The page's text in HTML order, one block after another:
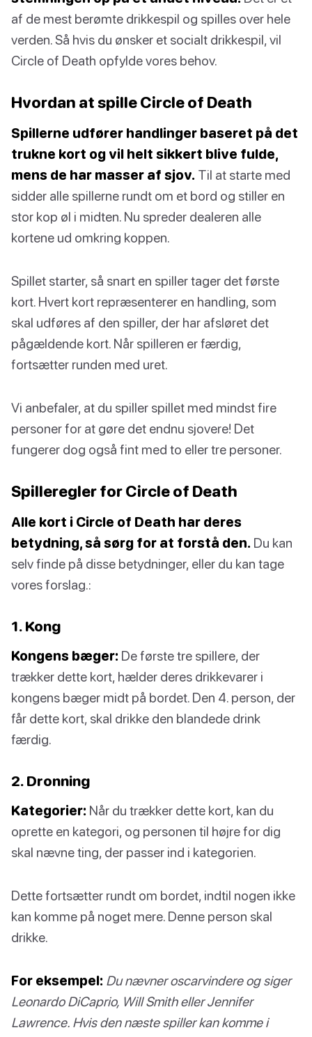
af de mest berømte drikkespil og spilles over hele
verden. Så hvis du ønsker et socialt drikkespil, vil
Circle of Death opfylde vores behov.
Hvordan at spille Circle of Death
Spillerne udfører handlinger baseret på det
trukne kort og vil helt sikkert blive fulde,
mens de har masser af sjov. Til at starte med
sidder alle spillerne rundt om et bord og stiller en
stor kop øl i midten. Nu spreder dealeren alle
kortene ud omkring koppen.
Spillet starter, så snart en spiller tager det første
kort. Hvert kort repræsenterer en handling, som
skal udføres af den spiller, der har afsløret det
pågældende kort. Når spilleren er færdig,
fortsætter runden med uret.
Vi anbefaler, at du spiller spillet med mindst fire
personer for at gøre det endnu sjovere! Det
fungerer dog også fint med to eller tre personer.
Spilleregler for Circle of Death
Alle kort i Circle of Death har deres
betydning, så sørg for at forstå den. Du kan
selv finde på disse betydninger, eller du kan tage
vores forslag.:
1. Kong
Kongens bæger: De første tre spillere, der
trækker dette kort, hælder deres drikkevarer i
kongens bæger midt på bordet. Den 4. person, der
får dette kort, skal drikke den blandede drink
færdig.
2. Dronning
Kategorier: Når du trækker dette kort, kan du
oprette en kategori, og personen til højre for dig
skal nævne ting, der passer ind i kategorien.
Dette fortsætter rundt om bordet, indtil nogen ikke
kan komme på noget mere. Denne person skal
drikke.
For eksempel: Du nævner oscarvindere og siger
Leonardo DiCaprio, Will Smith eller Jennifer
Lawrence. Hvis den næste spiller kan komme i